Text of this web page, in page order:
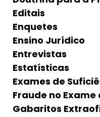
Editais
Enquetes
Ensino Jurídico
Entrevistas
Estatísticas
Exames de
Fraude no Exame
Gabaritos